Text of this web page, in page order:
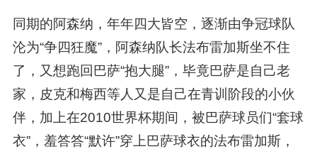
同期的阿森纳，年年四大皆空，逐渐由争冠球队
沦为“争四狂魔”，阿森纳队长法布雷加斯坐不住
了，又想跑回巴萨“抱大腿”，毕竟巴萨是自己老
家，皮克和梅西等人又是自己在青训阶段的小伙
伴，加上在2010世界杯期间，被巴萨球员们“套球
衣”，羞答答“默许”穿上巴萨球衣的法布雷加斯，